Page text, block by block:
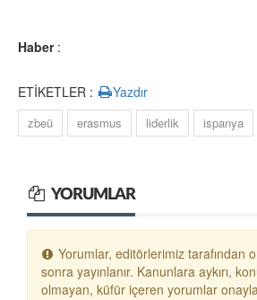
Haber:
ETİKETLER : Yazdır
zbeü erasmus liderlik ispanya
YORUMLAR
Yorumlar, editörlerimiz tarafından
sonra yayınlanır. Kanunlara aykırı,
olmayan, küfür içeren yorumlar